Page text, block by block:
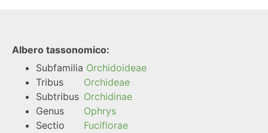
Albero tassonomico:
Subfamilia Orchidoideae
Tribus
Orchideae
Subtribus Orchidinae
Genus
Ophrys
Sectio
Fuciflorae